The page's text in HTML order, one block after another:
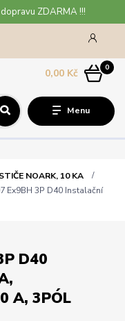
ZDARMA !!!
Menu
0
0,00 Kč
NOARK, 10 KA
Ex9BH 3P D40 Instalační
D40
A, 3PÓL